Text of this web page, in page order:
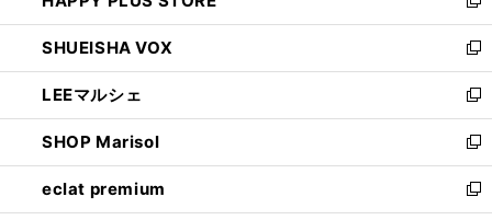
ウ
で
開
く
ン
ド
ウ
で
開
く
い
ウ
ィ
ン
ド
ウ
で
開
く
新
し
い
ウ
ィ
ン
ド
ウ
で
開
SHUEISHA VOX
新
し
い
ウ
ィ
ン
ド
ウ
LEEマルシェ
新
し
い
ウ
ィ
ン
SHOP Marisol
新
し
い
ウ
eclat premium
新